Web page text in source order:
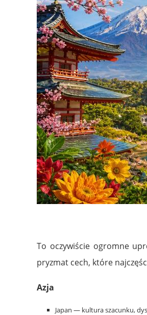
To oczywiście ogromne
pryzmat cech, które
Azja
Japan — kultura szacunku,